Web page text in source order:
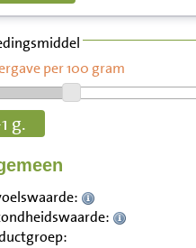
per 100 gram
g.